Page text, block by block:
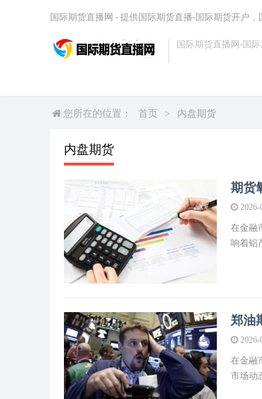
国际期货直播网-国
国际期货直播网 - 提供国际期货直播-国际期货开户
您所在的位置： 首页 > 内盘期货
内盘期货
期货
2026-
在金融
响着铝
郑油
2026-
在金融
市场动